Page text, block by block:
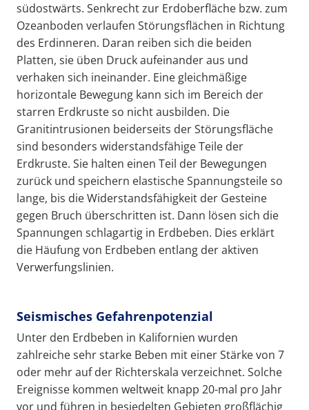
südostwärts. Senkrecht zur Erdoberfläche bzw. zum
Ozeanboden verlaufen Störungsflächen in Richtung
des Erdinneren. Daran reiben sich die beiden
Platten, sie üben Druck aufeinander aus und
verhaken sich ineinander. Eine gleichmäßige
horizontale Bewegung kann sich im Bereich der
starren Erdkruste so nicht ausbilden. Die
Granitintrusionen beiderseits der Störungsfläche
sind besonders widerstandsfähige Teile der
Erdkruste. Sie halten einen Teil der Bewegungen
zurück und speichern elastische Spannungsteile so
lange, bis die Widerstandsfähigkeit der Gesteine
gegen Bruch überschritten ist. Dann lösen sich die
Spannungen schlagartig in Erdbeben. Dies erklärt
die Häufung von Erdbeben entlang der aktiven
Verwerfungslinien.
Seismisches Gefahrenpotenzial
Unter den Erdbeben in Kalifornien wurden
zahlreiche sehr starke Beben mit einer Stärke von 7
oder mehr auf der Richterskala verzeichnet. Solche
Ereignisse kommen weltweit knapp 20-mal pro Jahr
vor und führen in besiedelten Gebieten großflächig